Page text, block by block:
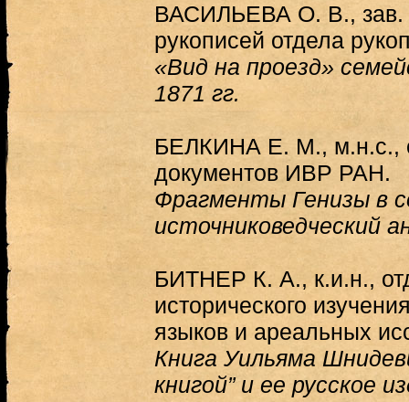
ВАСИЛЬЕВА О. В., зав.
рукописей отдела
«Вид на проезд»
1871 гг.
БЕЛКИНА Е. М., м.н.с.,
документов ИВР РАН.
Фрагменты Генизы в
источниковедческий
БИТНЕР К. А., к.и.н.,
исторического
языков и ареальных
Книга Уильяма
книгой” и ее русское